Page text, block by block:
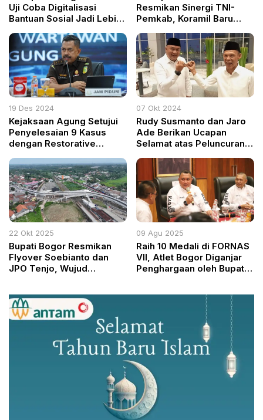
Uji Coba Digitalisasi
Bantuan Sosial Jadi Lebih
dan Tepat Sasaran
Resmikan Sinergi TNI-
Pemkab, Koramil Baru
19 Des 2024
Kejaksaan Agung Setujui
Penyelesaian 9 Kasus
dengan Restorative
Kasus Penggelapan di
Barito Selatan
07 Okt 2024
Rudy Susmanto dan Jaro
Ade Berikan Ucapan
Selamat atas Peluncuran
22 Okt 2025
Bupati Bogor Resmikan
Flyover Soebianto dan
JPO Tenjo, Wujud
Aksesibilitas
09 Agu 2025
Raih 10 Medali di FORNAS
VII, Atlet Bogor Diganjar
Penghargaan oleh Bupati